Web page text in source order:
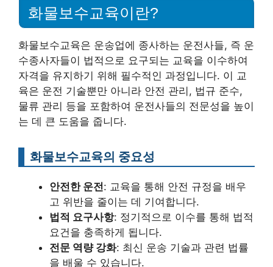
화물보수교육이란?
화물보수교육은 운송업에 종사하는 운전사들, 즉 운
수종사자들이 법적으로 요구되는 교육을 이수하여
자격을 유지하기 위해 필수적인 과정입니다. 이 교
육은 운전 기술뿐만 아니라 안전 관리, 법규 준수,
물류 관리 등을 포함하여 운전사들의 전문성을 높이
는 데 큰 도움을 줍니다.
화물보수교육의 중요성
안전한 운전: 교육을 통해 안전 규정을 배우
고 위반을 줄이는 데 기여합니다.
법적 요구사항: 정기적으로 이수를 통해 법적
요건을 충족하게 됩니다.
전문 역량 강화: 최신 운송 기술과 관련 법률
을 배울 수 있습니다.